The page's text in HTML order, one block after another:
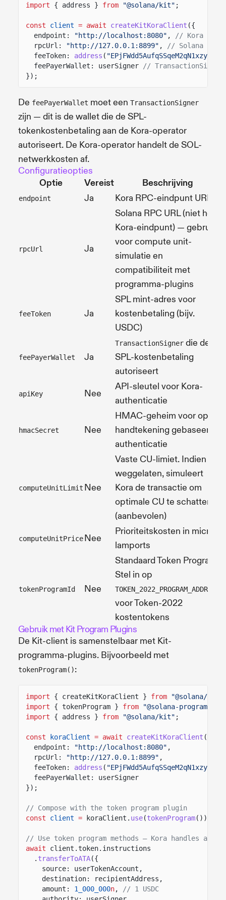
import
{ address } from "@solana/kit" ;
const client = await createKitKoraClient ({
endpoint:
"http://localhost:8080" ,
// Kora RPC
rpcUrl:
"http://127.0.0.1:8899" ,
// Solana RPC
feeToken:
address (
feePayerWallet: userSigner
//
});
De feePayerWallet moet een TransactionSigner
zijn — dit is de wallet die de SPL-
tokenkostenbetaling aan de Kora-operator
autoriseert. De Kora-operator handelt de SOL-
netwerkkosten af.
Configuratieopties
Optie
Vereist Beschrijving
endpoint Ja Kora RPC-eindpunt URL
rpcUrl Ja
Solana RPC URL (niet het
Kora-eindpunt) — gebruikt
voor compute unit-
simulatie en
compatibiliteit met
programma-plugins
feeToken Ja
SPL mint-adres voor
kostenbetaling (bijv.
USDC)
feePayerWallet Ja
TransactionSigner die de
SPL-kostenbetaling
autoriseert
apiKey Nee
API-sleutel voor Kora-
authenticatie
hmacSecret Nee
HMAC-geheim voor op
handtekening gebaseerde
authenticatie
computeUnitLimit Nee
Vaste CU-limiet. Indien
weggelaten, simuleert
Kora de transactie om
optimale CU te schatten
(aanbevolen)
computeUnitPriceNee
Prioriteitskosten in micro-
lamports
tokenProgramId Nee
Standaard Token Program.
Stel in op
TOKEN_2022_PROGRAM_ADDRESS
voor Token-2022
kostentokens
Gebruik met Kit Program Plugins
De Kit-client is samenstelbaar met Kit-
programma-plugins. Bijvoorbeeld met
tokenProgram():
import { createKitKoraClient } from
"@solana/
import
{ tokenProgram } from
"@solana-program/
import
{ address } from "@solana/kit" ;
const koraClient = await createKitKoraClient ({
endpoint:
"http://localhost:8080" ,
rpcUrl:
"http://127.0.0.1:8899" ,
feeToken:
address (
feePayerWallet: userSigner
});
// Compose with the token program plugin
const
client = koraClient. use(tokenProgram());
// Use token program methods — Kora handles all
await
client.token.instructions
. transferToATA({
source: userTokenAccount,
destination: recipientAddress,
amount:
1_000_000n,
// 1 USDC